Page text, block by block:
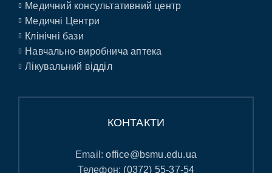
Медичний консультативний центр
Медичні Центри
Клінічні бази
Навчально-виробнича аптека
Лікувальний відділ
КОНТАКТИ
Email:office@bsmu.edu.ua
Телефон: (0372) 55-37-54